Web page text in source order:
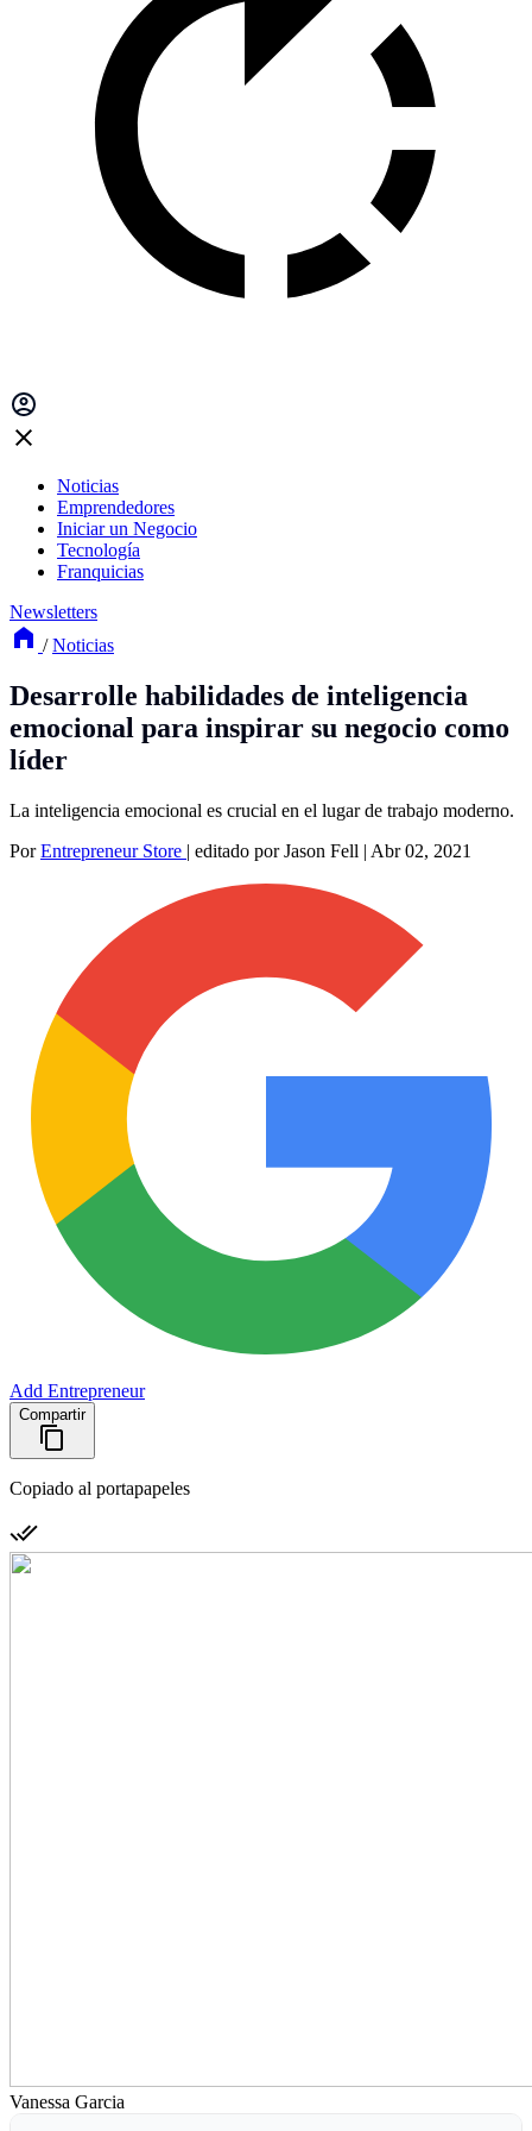
Noticias
Emprendedores
Iniciar un Negocio
Tecnología
Franquicias
Newsletters
/ Noticias
Desarrolle habilidades de inteligencia
emocional para inspirar su negocio como
líder
La inteligencia emocional es crucial en el lugar de trabajo moderno.
PorEntrepreneur Store | editado por Jason Fell | Abr 02, 2021
Add Entrepreneur
Compartir
Copiado al portapapeles
Vanessa Garcia